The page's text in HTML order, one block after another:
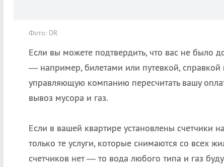
Фото: DR
Если вы можете подтвердить, что вас не было
— например, билетами или путевкой,
управляющую компанию пересчитать вашу
вывоз мусора и газ.
Если в вашей квартире установлены счетчики
только те услуги, которые снимаются со всех
счетчиков нет — то вода любого типа и газ